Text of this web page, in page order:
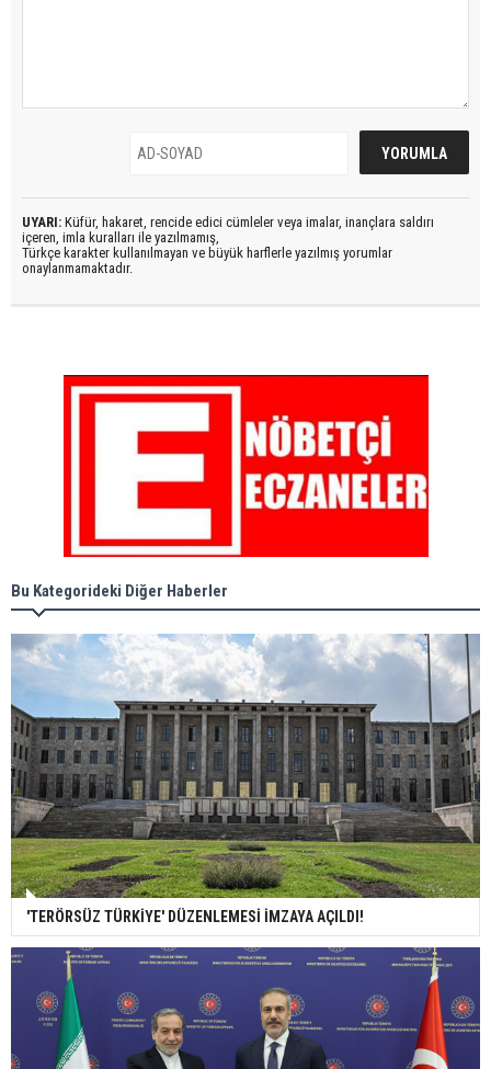
UYARI: Küfür, hakaret, rencide edici cümleler veya imalar, inançlara saldırı
içeren, imla kuralları ile yazılmamış,
Türkçe karakter kullanılmayan ve büyük harflerle yazılmış yorumlar
onaylanmamaktadır.
Bu Kategorideki Diğer Haberler
'TERÖRSÜZ TÜRKİYE' DÜZENLEMESİ İMZAYA AÇILDI!